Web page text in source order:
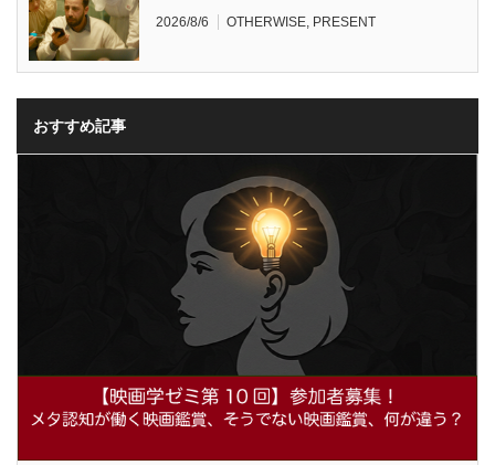
2026/8/6 OTHERWISE, PRESENT
おすすめ記事